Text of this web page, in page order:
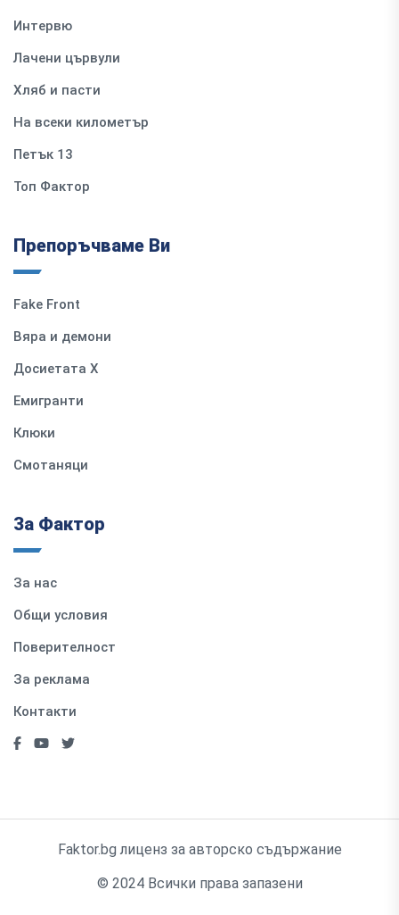
Интервю
Лачени цървули
Хляб и пасти
На всеки километър
Петък 13
Топ Фактор
Препоръчваме Ви
Fake Front
Вяра и демони
Досиетата Х
Емигранти
Клюки
Смотаняци
За Фактор
За нас
Общи условия
Поверителност
За реклама
Контакти
Faktor.bg лиценз за авторско съдържание
© 2024 Всички права запазени